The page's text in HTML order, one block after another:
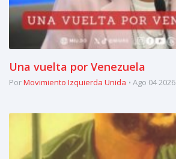
Una vuelta por Venezuela
PorMovimiento Izquierda Unida Ago 04 2026